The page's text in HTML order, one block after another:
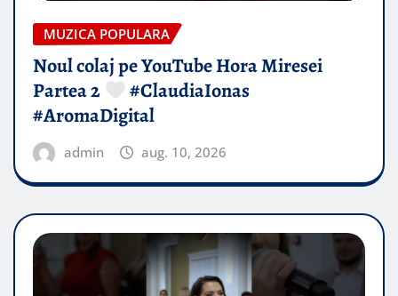
MUZICA POPULARA
Noul colaj pe YouTube Hora Miresei
Partea 2
#ClaudiaIonas
#AromaDigital
admin aug. 10, 2026